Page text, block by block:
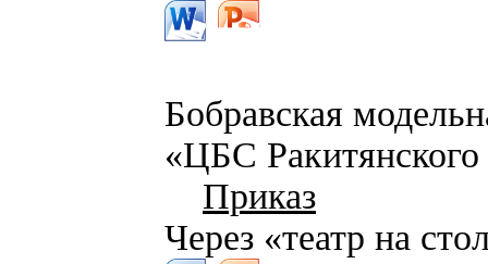
Бобравская
«ЦБС Ракитянского
Приказ
Через «театр на